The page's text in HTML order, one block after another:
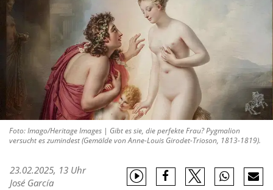
Foto: Imago/Heritage Images | Gibt es sie, die perfekte Frau? Pygmalion
versucht es zumindest (Gemälde von Anne-Louis Girodet-Trioson, 1813-1819).
23.02.2025, 13 Uhr
José García